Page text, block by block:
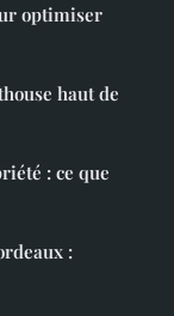
optimiser
haut de
: ce que
: